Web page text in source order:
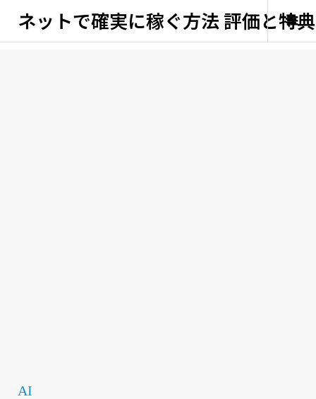
ネットで確実に稼ぐ方法 評価と特典
AI